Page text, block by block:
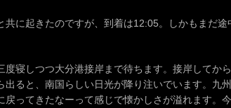
共に起きたのですが、到着は12:05。しかもまだ
度寝しつつ大分港接岸まで待ちます。接岸してか
出ると、南国らしい日光が降り注いでいます。九
戻ってきたなーって感じで懐かしさが溢れます。